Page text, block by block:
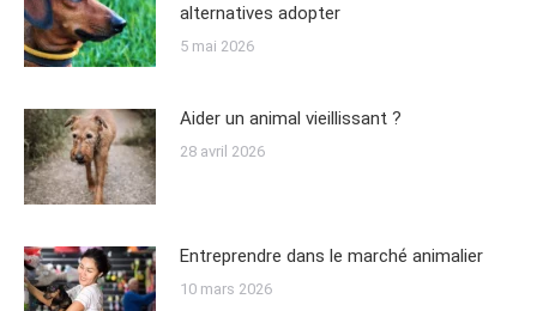
alternatives adopter
5 mai 2026
Aider un animal vieillissant ?
28 avril 2026
Entreprendre dans le marché animalier
10 mars 2026